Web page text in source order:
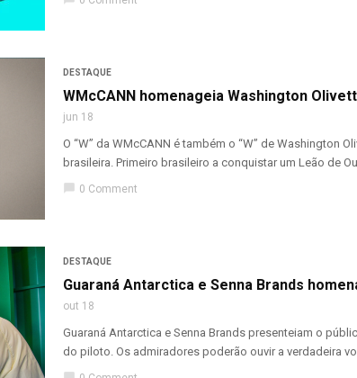
DESTAQUE
WMcCANN homenageia Washington
jun 18
O “W” da WMcCANN é também o “W” de
brasileira. Primeiro brasileiro a conquistar um Leão de
chat_bubble 0 Comment
DESTAQUE
Guaraná Antarctica e Senna Brands
out 18
Guaraná Antarctica e Senna Brands presenteiam o
do piloto. Os admiradores poderão ouvir a verdadeira